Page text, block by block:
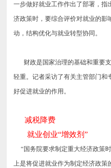
一步做好就业工作作出了部署，指
济政策时，要综合评价对就业的影
动，结构优化与就业转型协同。
财政是国家治理的基础和重要支
轻重。记者采访了有关主管部门和
好促进就业的作用。
减税降费
就业创业“增效剂”
“国务院要求制定重大经济政策
上是将促进就业作为制定经济政策